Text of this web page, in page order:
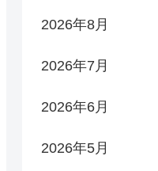
2026年8月
2026年7月
2026年6月
2026年5月